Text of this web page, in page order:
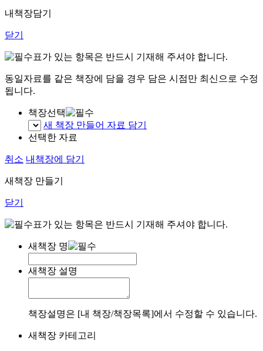
내책장담기
닫기
표가 있는 항목은 반드시 기재해 주셔야 합니다.
동일자료를 같은 책장에 담을 경우 담은 시점만 최신으로 수정
됩니다.
책장선택
새 책장 만들어 자료 담기
선택한 자료
취소 내책장에 담기
새책장 만들기
닫기
표가 있는 항목은 반드시 기재해 주셔야 합니다.
새책장 명
새책장 설명
책장설명은 [내 책장/책장목록]에서 수정할 수 있습니다.
새책장 카테고리